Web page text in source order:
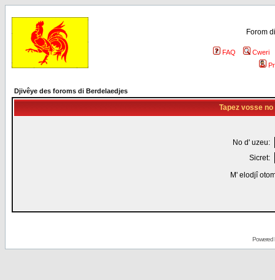
Forom
FAQ
Cweri
Djivêye des foroms di Berdelaedjes
Tapez vosse
No d' uzeu:
Sicret:
M' elodjî
Powered